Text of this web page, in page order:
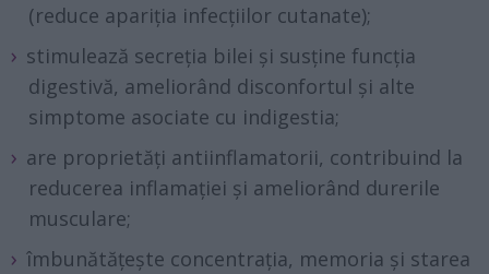
(reduce apariția infecțiilor cutanate);
stimulează secreția bilei și susține funcția
digestivă, ameliorând disconfortul și alte
simptome asociate cu indigestia;
are proprietăți antiinflamatorii, contribuind la
reducerea inflamației și ameliorând durerile
musculare;
îmbunătățește concentrația, memoria și starea